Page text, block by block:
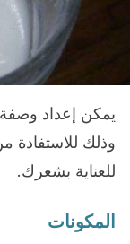
يمكن إعداد
وذلك للاستفادة
للعناية بشعرك.
المكونات